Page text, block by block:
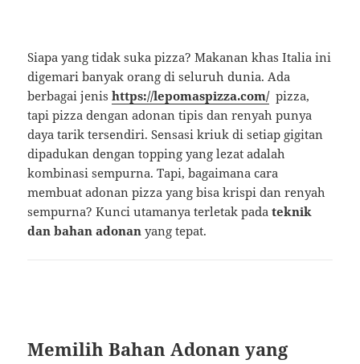
Siapa yang tidak suka pizza? Makanan khas Italia ini
digemari banyak orang di seluruh dunia. Ada
berbagai jenishttps://lepomaspizza.com/pizza,
tapi pizza dengan adonan tipis dan renyah punya
daya tarik tersendiri. Sensasi kriuk di setiap gigitan
dipadukan dengan topping yang lezat adalah
kombinasi sempurna. Tapi, bagaimana cara
membuat adonan pizza yang bisa krispi dan renyah
sempurna? Kunci utamanya terletak padateknik
dan bahan adonan yang tepat.
Memilih Bahan Adonan yang